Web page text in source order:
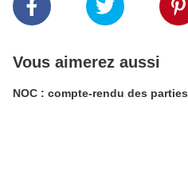
Vous aimerez aussi
NOC : compte-rendu des parties